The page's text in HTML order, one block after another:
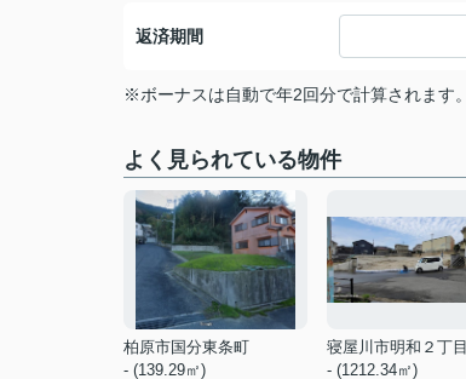
返済期間
※ボーナスは自動で年2回分で計算されます。
よく見られている物件
柏原市国分東条町
- (139.29㎡)
寝屋川市明和２丁目
- (1212.34㎡)